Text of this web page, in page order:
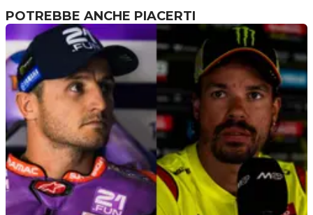
POTREBBE ANCHE PIACERTI